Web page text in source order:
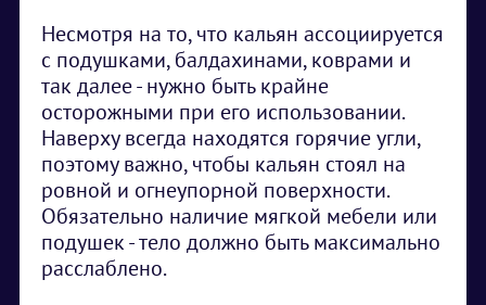
Несмотря на то, что кальян ассоциируется
с подушками, балдахинами, коврами и
так далее - нужно быть крайне
осторожными при его использовании.
Наверху всегда находятся горячие угли,
поэтому важно, чтобы кальян стоял на
ровной и огнеупорной поверхности.
Обязательно наличие мягкой мебели или
подушек - тело должно быть максимально
расслаблено.